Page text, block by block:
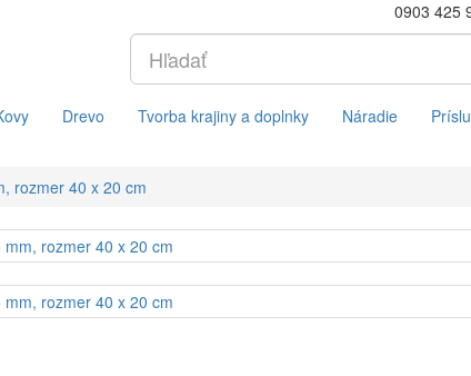
0903 425
Drevo Tvorba krajiny a doplnky Náradie
rozmer 40 x 20 cm